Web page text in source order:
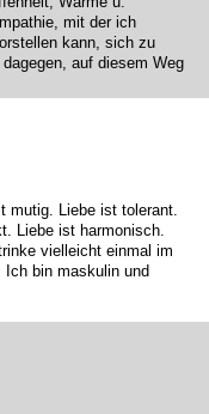
mit der ich
kann, sich zu
auf diesem Weg
mutig. Liebe ist tolerant.
Liebe ist harmonisch.
vielleicht einmal im
Ich bin maskulin und